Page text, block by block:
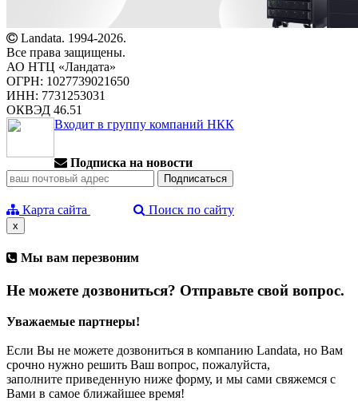
Landata. 1994-2026.
Все права защищены.
АО НТЦ «Ландата»
ОГРН: 1027739021650
ИНН: 7731253031
ОКВЭД 46.51
Входит в группу компаний НКК
Подписка на новости
Карта сайта Поиск по сайту
x
Мы вам перезвоним
Не можете дозвониться? Отправьте свой вопрос.
Уважаемые партнеры!
Если Вы не можете дозвониться в компанию Landata, но Вам
срочно нужно решить Ваш вопрос, пожалуйста,
заполните приведенную ниже форму, и мы сами свяжемся с
Вами в самое ближайшее время!